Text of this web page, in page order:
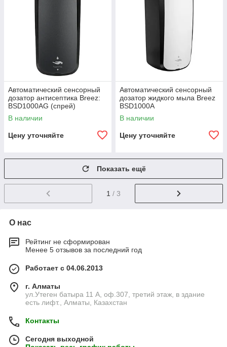
Автоматический сенсорный
дозатор антисептика Breez:
BSD1000AG (спрей)
В наличии
Цену уточняйте
Автоматический сенсорный
дозатор жидкого мыла Breez
BSD1000A
В наличии
Цену уточняйте
Показать ещё
1 / 3
О нас
Рейтинг не сформирован
Менее 5 отзывов за последний год
Работает с 04.06.2013
г. Алматы
ул.Утеген батыра 11 А, оф.307, третий этаж, в здание
есть лифт., Алматы, Казахстан
Контакты
Сегодня выходной